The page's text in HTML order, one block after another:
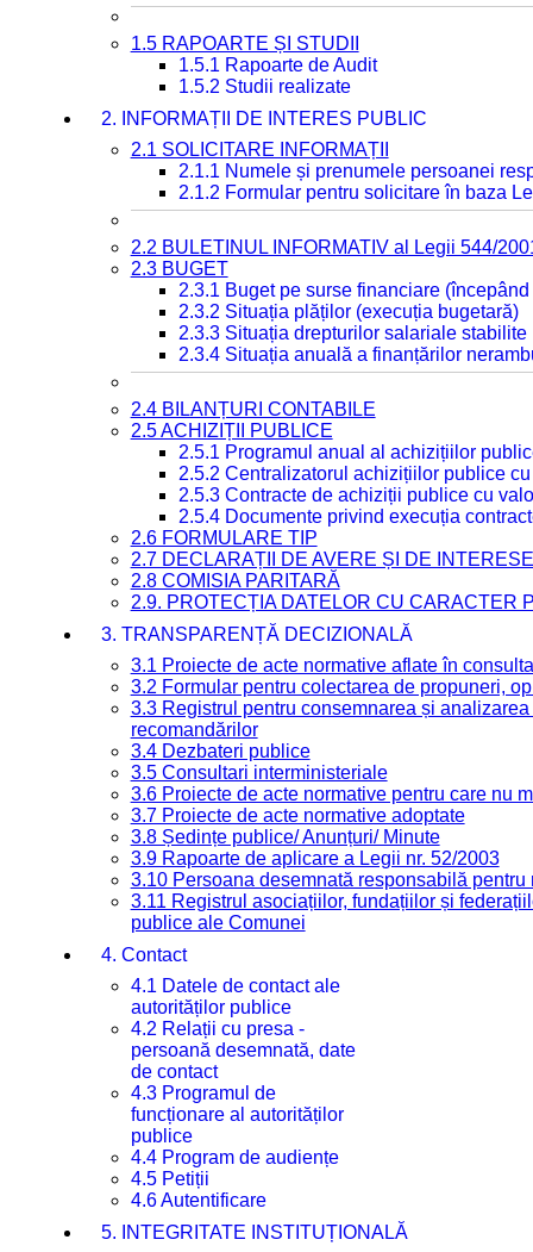
1.5 RAPOARTE ȘI STUDII
1.5.1 Rapoarte de Audit
1.5.2 Studii realizate
2. INFORMAȚII DE INTERES PUBLIC
2.1 SOLICITARE INFORMAȚII
2.1.1 Numele și prenumele persoanei
2.1.2 Formular pentru solicitare în baza
2.2 BULETINUL INFORMATIV al Legii 544/
2.3 BUGET
2.3.1 Buget pe surse financiare
2.3.2 Situația plăților (execuția bugetară)
2.3.3 Situația drepturilor salariale
2.3.4 Situația anuală a finanțărilor
2.4 BILANȚURI CONTABILE
2.5 ACHIZIȚII PUBLICE
2.5.1 Programul anual al achizițiilor
2.5.2 Centralizatorul achizițiilor publice
2.5.3 Contracte de achiziții publice cu
2.5.4 Documente privind execuția
2.6 FORMULARE TIP
2.7 DECLARAȚII DE AVERE ȘI DE INTERESE
2.8 COMISIA PARITARĂ
2.9. PROTECȚIA DATELOR CU CARACTER
3. TRANSPARENȚĂ DECIZIONALĂ
3.1 Proiecte de acte normative aflate în
3.2 Formular pentru colectarea de propuneri,
3.3 Registrul pentru consemnarea și
recomandărilor
3.4 Dezbateri publice
3.5 Consultari interministeriale
3.6 Proiecte de acte normative pentru care nu
3.7 Proiecte de acte normative adoptate
3.8 Ședințe publice/ Anunțuri/ Minute
3.9 Rapoarte de aplicare a Legii nr. 52/2003
3.10 Persoana desemnată responsabilă
3.11 Registrul asociațiilor, fundațiilor și
publice ale Comunei
4. Contact
4.1 Datele de contact ale
autorităților publice
4.2 Relații cu presa -
persoană desemnată, date
de contact
4.3 Programul de
funcționare al autorităților
publice
4.4 Program de audiențe
4.5 Petiții
4.6 Autentificare
5. INTEGRITATE INSTITUȚIONALĂ